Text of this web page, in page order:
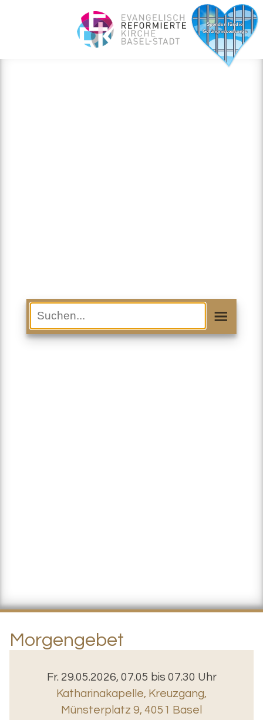
Morgengebet
Fr. 29.05.2026, 07.05 bis 07.30 Uhr
Katharinakapelle, Kreuzgang,
Münsterplatz 9, 4051 Basel